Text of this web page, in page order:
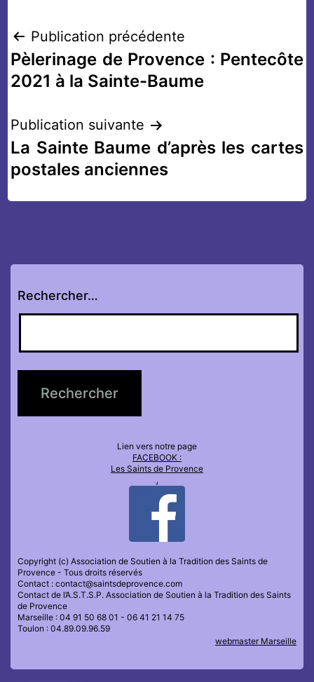
Navigation
de
Publication précédente
Pèlerinage de Provence : Pentecôte
2021 à la Sainte-Baume
Publication suivante
La Sainte Baume d’après les cartes
postales anciennes
Rechercher…
Lien vers notre page
FACEBOOK :
Les Saints de Provence
.
Copyright (c) Association de Soutien à la Tradition des Saints de
Provence - Tous droits réservés
Contact : contact@saintsdeprovence.com
Contact de l’A.S.T.S.P. Association de Soutien à la Tradition des Saints
de Provence
Marseille : 04 91 50 68 01 - 06 41 21 14 75
Toulon : 04.89.09.96.59
webmaster Marseille